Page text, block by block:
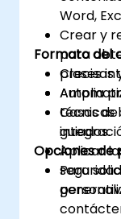
Word,
Crear y
para
precisas
técnicas
Aplicar
Formato del
Clases
Amplia
Casos
guiados.
Opciones de
Para